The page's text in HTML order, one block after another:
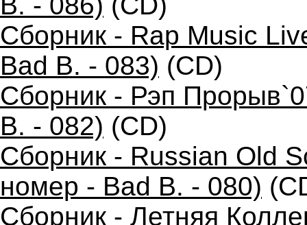
Сборник - Rap Music
Bad B. - 083) (CD)
Сборник - Рэп
B. - 082) (CD)
Сборник - Russian Old
номер - Bad B. - 080)
Сборник - Летняя